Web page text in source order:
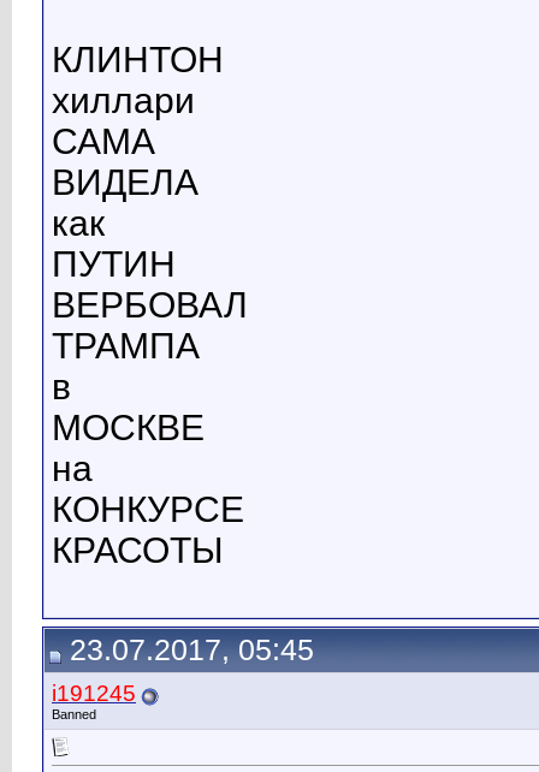
КЛИНТОН
хиллари
САМА
ВИДЕЛА
как
ПУТИН
ВЕРБОВАЛ
ТРАМПА
в
МОСКВЕ
на
КОНКУРСЕ
КРАСОТЫ
23.07.2017, 05:45
i191245
Banned